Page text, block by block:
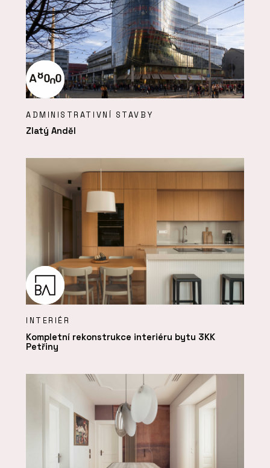
ADMINISTRATIVNÍ STAVBY
Zlatý Anděl
INTERIÉR
Kompletní rekonstrukce interiéru bytu 3KK
Petřiny